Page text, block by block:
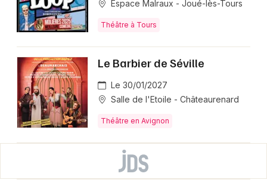
Espace Malraux - Joué-lès-Tours
Théâtre à Tours
Le Barbier de Séville
Le 30/01/2027
Salle de l'Etoile - Châteaurenard
Théâtre en Avignon